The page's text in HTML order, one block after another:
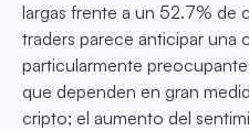
largas frente a un 52.7% de
traders parece anticipar una
particularmente
que dependen en gran
cripto; el aumento del